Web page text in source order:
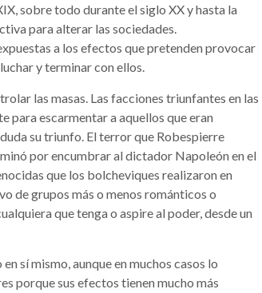
sobre todo durante el siglo XX y hasta la
para alterar las sociedades.
a los efectos que pretenden provocar
y terminar con ellos.
las masas. Las facciones triunfantes en las
para escarmentar a aquellos que eran
su triunfo. El terror que Robespierre
por encumbrar al dictador Napoleón en el
que los bolcheviques realizaron en
de grupos más o menos románticos o
que tenga o aspire al poder, desde un
sí mismo, aunque en muchos casos lo
porque sus efectos tienen mucho más